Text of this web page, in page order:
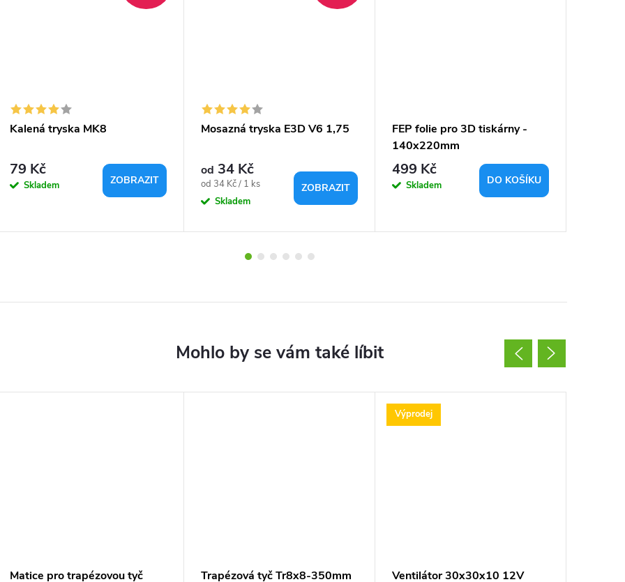
Kalená tryska MK8
79 Kč
Skladem ZOBRAZIT
Mosazná tryska E3D V6 1,75
od 34 Kč
Měrná
cena:
od 34 Kč / 1 ks
Skladem
ZOBRAZIT
FEP folie pro 3D tiskárny -
140x220mm
499 Kč
Skladem DO KOŠÍKU
Matice pro trapézovou tyč
Trapézová tyč Tr8x8-350mm
Výprodej
Ventilátor 30x30x10 12V